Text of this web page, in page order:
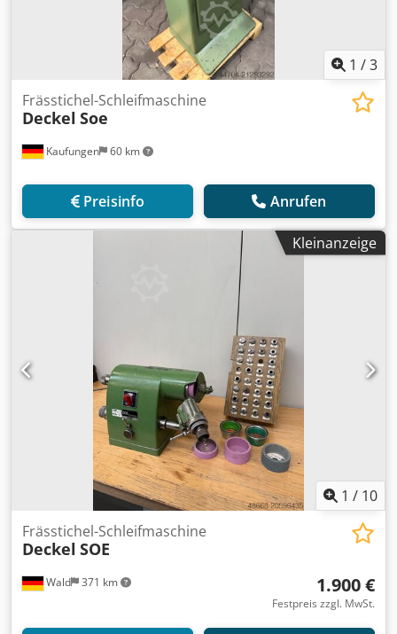
1 /3
Kaufungen 60 km
Frässtichel-Schleifmaschine
Deckel Soe
Preisinfo Anrufen
Kleinanzeige
1 / 10
Wald 371 km
Frässtichel-Schleifmaschine
Deckel SOE
1.900 €
Festpreis zzgl. MwSt.